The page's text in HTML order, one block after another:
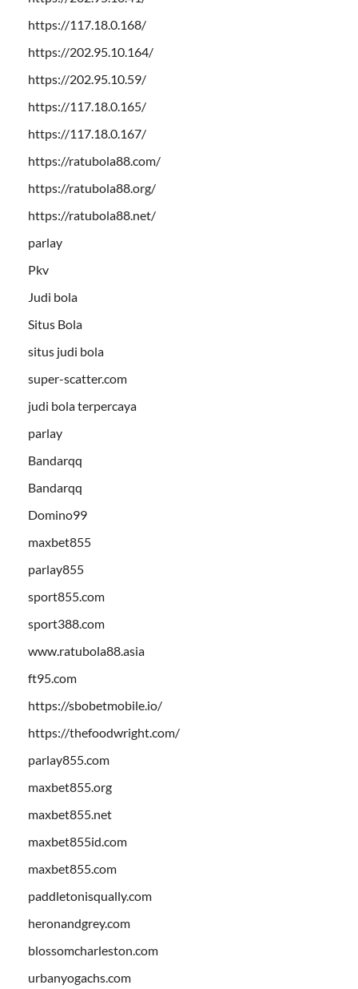
https://117.18.0.168/
https://202.95.10.164/
https://202.95.10.59/
https://117.18.0.165/
https://117.18.0.167/
https://ratubola88.com/
https://ratubola88.org/
https://ratubola88.net/
parlay
Pkv
Judi bola
Situs Bola
situs judi bola
super-scatter.com
judi bola terpercaya
parlay
Bandarqq
Bandarqq
Domino99
maxbet855
parlay855
sport855.com
sport388.com
www.ratubola88.asia
ft95.com
https://sbobetmobile.io/
https://thefoodwright.com/
parlay855.com
maxbet855.org
maxbet855.net
maxbet855id.com
maxbet855.com
paddletonisqually.com
heronandgrey.com
blossomcharleston.com
urbanyogachs.com